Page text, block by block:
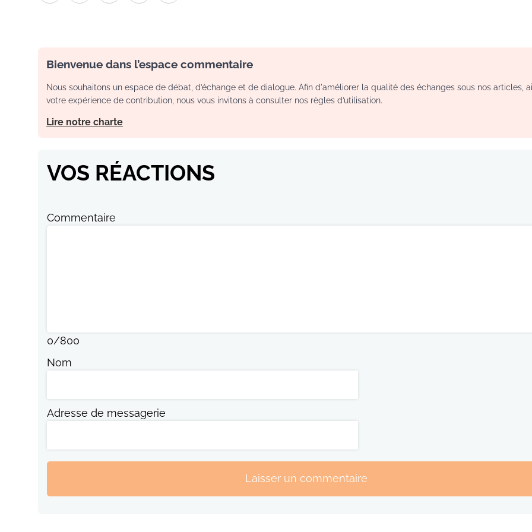
Bienvenue dans l’espace commentaire
Nous souhaitons un espace de débat, d’échange et de dialogue. Afin d'améliorer la qualité des échanges sous nos articles,
votre expérience de contribution, nous vous invitons à consulter nos règles d’utilisation.
Lire notre charte
VOS RÉACTIONS
Commentaire
0/800
Nom
Adresse de messagerie
Laisser un commentaire